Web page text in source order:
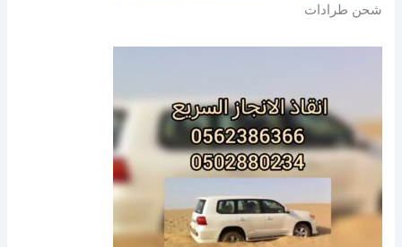
شحن طرادات